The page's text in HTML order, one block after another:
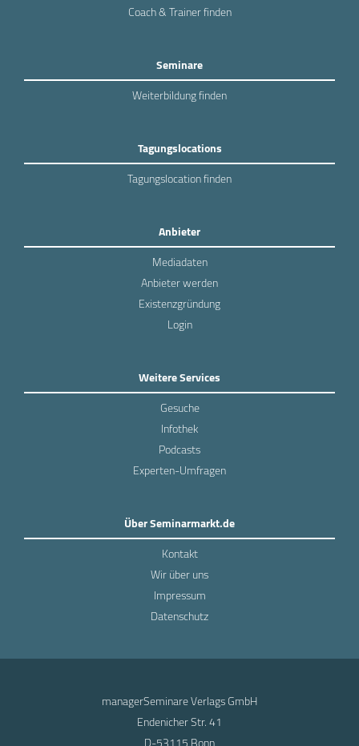
Coach & Trainer finden
Seminare
Weiterbildung finden
Tagungslocations
Tagungslocation finden
Anbieter
Mediadaten
Anbieter werden
Existenzgründung
Login
Weitere Services
Gesuche
Infothek
Podcasts
Experten-Umfragen
Über Seminarmarkt.de
Kontakt
Wir über uns
Impressum
Datenschutz
managerSeminare Verlags GmbH
Endenicher Str. 41